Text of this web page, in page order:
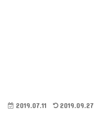
2019.07.11 2019.09.27